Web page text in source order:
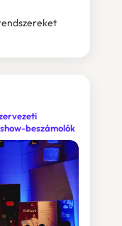
beszámolók